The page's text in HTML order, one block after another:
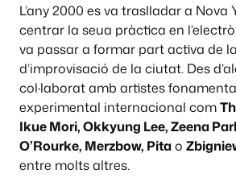
L’any 2000 es va traslladar a Nova
centrar la seua pràctica en
va passar a formar part activa de
d’improvisació de la ciutat. Des
col·laborat amb artistes
experimental internacional com
Ikue Mori, Okkyung Lee, Zeena
O’Rourke, Merzbow, Pitao
entre molts altres.